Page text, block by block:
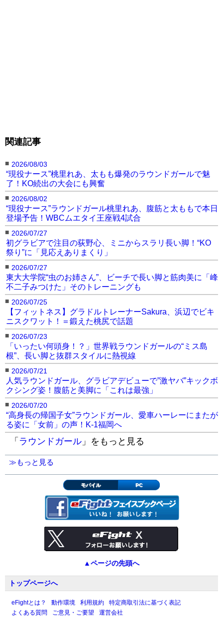
関連記事
■ 2026/08/03
“現役ナース”桃里れあ、太もも爆発のラウンドガールで魅
了！KO続出の大会にも興奮
■ 2026/08/02
“現役ナース”ラウンドガール桃里れあ、腹筋と太ももで本日
登場予告！WBCムエタイ王座戦4試合
■ 2026/07/27
初グラビアで注目の荻野心、ミニからスラリ長い脚！“KO
祭り”に「見応えありまくり」
■ 2026/07/27
東大大学院“虫のお姉さん”、ビーチで長い脚と筋肉美に「峰
不二子みつけた」そのトレーニングも
■ 2026/07/25
【フィットネス】グラドルトレーナーSakura、浜辺でビキ
ニスクワット！＝鍛えた桃尻で話題
■ 2026/07/23
「いったい何頭身！？」世界戦ラウンドガールの“ミス島
根”、長い脚と抜群スタイルに熱視線
■ 2026/07/21
人気ラウンドガール、グラビアデビューで”激ヤバ”キックボ
クシング姿！腹筋と美脚に「これは最強」
■ 2026/07/20
“高身長の帰国子女”ラウンドガール、愛車ハーレーにまたが
る姿に「女前」の声！K-1福岡へ
「 ラウンドガール 」をもっと見る
≫もっと見る
モバイル PC
▲ページの先頭へ
トップページへ
eFightとは？ 動作環境 利用規約
特定商取引法に基づく表記
よくある質問
ご意見・ご要望 運営会社